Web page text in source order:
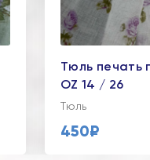
Тюль печать
OZ 14 / 26
Тюль
450₽